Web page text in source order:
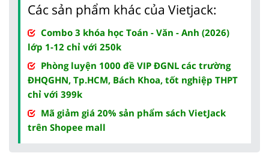
Các sản phẩm khác của Vietjack:
Combo 3 khóa học Toán - Văn - Anh (2026)
lớp 1-12 chỉ với 250k
Phòng luyện 1000 đề VIP ĐGNL các trường
ĐHQGHN, Tp.HCM, Bách Khoa, tốt nghiệp THPT
chỉ với 399k
Mã giảm giá 20% sản phẩm sách VietJack
trên Shopee mall